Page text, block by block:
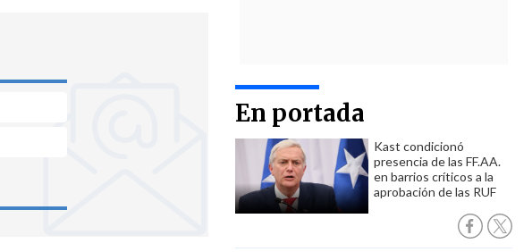
En portada
Kast condicionó
presencia de las FF.AA.
en barrios críticos a la
aprobación de las RUF